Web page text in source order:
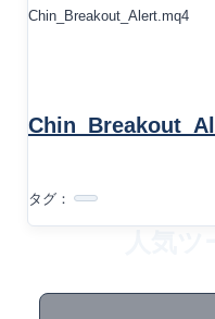
Chin_Breakout_Alert.mq4
タグ：